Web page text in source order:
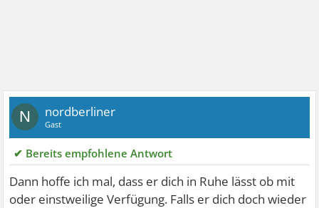
N nordberliner
Gast
✔ Bereits empfohlene Antwort
Dann hoffe ich mal, dass er dich in Ruhe lässt ob mit
oder einstweilige Verfügung. Falls er dich doch wieder